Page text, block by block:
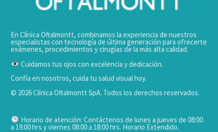
En Clínica Oftalmontt, combinamos la experiencia de nuestros
especialistas con tecnología de última generación para ofrecerte
exámenes, procedimientos y cirugías de la más alta calidad.
Cuidamos tus ojos con excelencia y dedicación.
Confía en nosotros, cuida tu salud visual hoy.
© 2026 Clínica Oftalmontt SpA. Todos los derechos reservados.
Horario de atención: Contáctenos de lunes a jueves de 08:00
a 19:00 hrs y viernes 08:00 a 18:00 hrs. Horario Extendido.